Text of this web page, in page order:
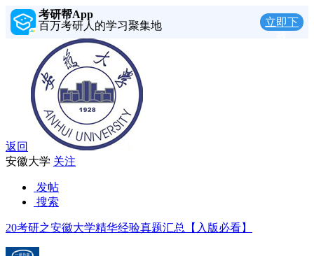
考研帮App
百万考研人的学习聚集地
立即下
返回
安徽大学 关注
发帖
搜索
20考研之安徽大学精华经验真题汇总【入版必看】